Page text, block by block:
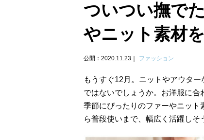
ついつい撫で
やニット素材
公開：2020.11.23 ファッション
もうすぐ12月。ニットやアウタ
ではないでしょうか。お洋服に
季節にぴったりのファーやニッ
ら普段使いまで、幅広く活躍しそ